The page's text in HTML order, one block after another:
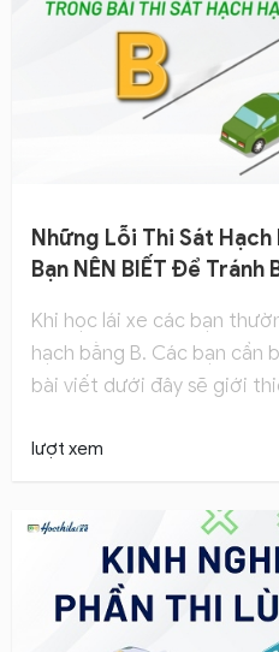
Những Lỗi Thi Sát Hạch
Bạn NÊN BIẾT Để
Khi học lái xe các bạn
hạch bằng B. Các bạn cần
bài viết dưới đây sẽ giới
lượt xem